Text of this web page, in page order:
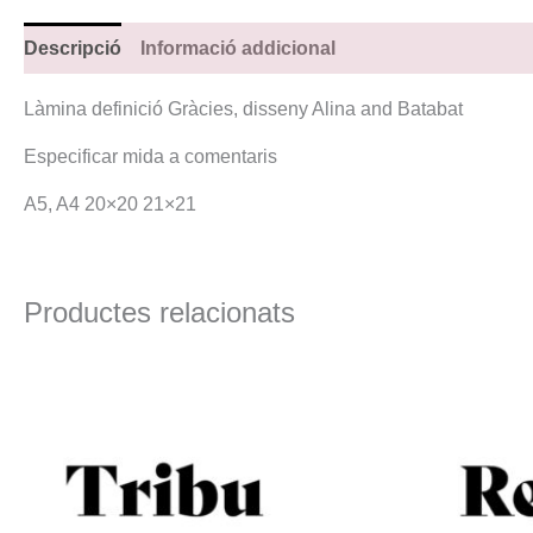
Descripció Informació addicional
Làmina definició Gràcies, disseny Alina and Batabat
Especificar mida a comentaris
A5, A4 20×20 21×21
Productes relacionats